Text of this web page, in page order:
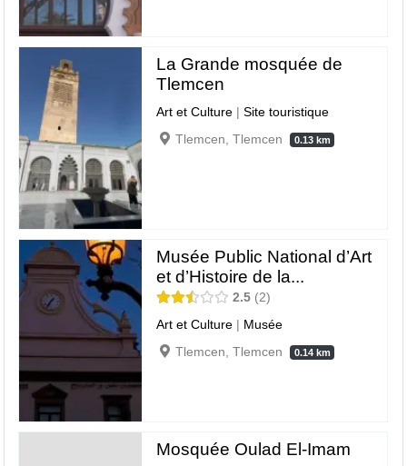
La Grande mosquée de
Tlemcen
Art et Culture |Site touristique
Tlemcen, Tlemcen
0.13 km
Musée Public National d’Art
et d’Histoire de la...
2.5
2
Art et Culture | Musée
Tlemcen, Tlemcen
0.14 km
Mosquée Oulad El-Imam